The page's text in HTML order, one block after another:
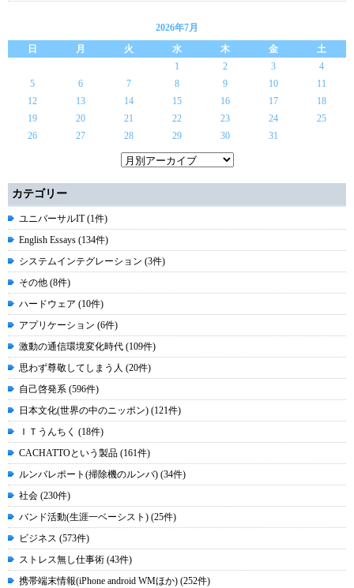
2026年7月
日
月 火 水 木 金
土
1
2 3
4
5
6 7 8 9 10
11
12
13 14 15 16 17
18
19
20 21 22 23 24
25
26
27 28 29 30 31
カテゴリー
ユニバーサルIT (1件)
English Essays (134件)
システムインテグレーション (3件)
その他 (8件)
ハードウェア (10件)
アプリケーション (6件)
激動の通信環境変化時代 (109件)
思わず尊敬してしまう人 (20件)
自己啓発系 (596件)
日本文化(世界の中のニッポン) (121件)
ＩＴうんちく (18件)
CACHATTOという製品 (161件)
ルンバレポート(掃除機のルンバ) (34件)
社会 (230件)
バンド活動(生涯一ベーシスト) (25件)
ビジネス (573件)
ストレス無し仕事術 (43件)
携帯端末情報(iPhone android WMほか) (252件)